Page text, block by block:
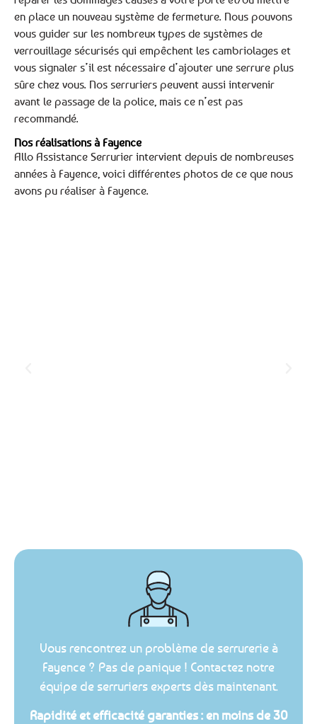
en place un nouveau système de fermeture. Nous pouvons
vous guider sur les nombreux types de systèmes de
verrouillage sécurisés qui empêchent les cambriolages et
vous signaler s’il est nécessaire d’ajouter une serrure plus
sûre chez vous. Nos serruriers peuvent aussi intervenir
avant le passage de la police, mais ce n’est pas
recommandé.
Nos réalisations à Fayence
Allo Assistance Serrurier intervient depuis de nombreuses
années à Fayence, voici différentes photos de ce que nous
avons pu réaliser à Fayence.
Vous rencontrez un problème de serrurerie à
Fayence ? Pas de panique ! Contactez notre
équipe de serruriers experts dès maintenant.
Rapidité et efficacité garanties : en moins de 30